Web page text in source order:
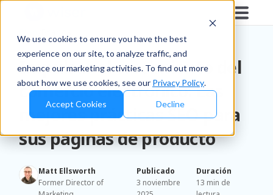
We use cookies to ensure you have the best
experience on our site, to analyze traffic, and
enhance our marketing activities. To find out more
about how we use cookies, see our Privacy Policy.
Accept Cookies Decline
Impulsar el crecimiento del
comercio electrónico: Las
mejores prácticas SEO para
sus páginas de producto
Matt Ellsworth
Former Director of
Publicado
3 noviembre
Duración
13 min de